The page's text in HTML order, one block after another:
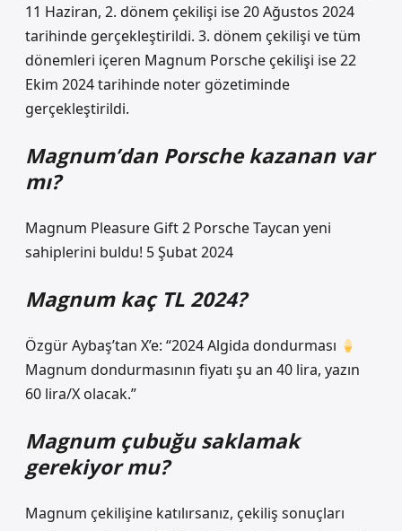
11 Haziran, 2. dönem çekilişi ise 20 Ağustos 2024
tarihinde gerçekleştirildi. 3. dönem çekilişi ve tüm
dönemleri içeren Magnum Porsche çekilişi ise 22
Ekim 2024 tarihinde noter gözetiminde
gerçekleştirildi.
Magnum’dan Porsche kazanan var
mı?
Magnum Pleasure Gift 2 Porsche Taycan yeni
sahiplerini buldu! 5 Şubat 2024
Magnum kaç TL 2024?
Özgür Aybaş’tan X’e: “2024 Algida dondurması
Magnum dondurmasının fiyatı şu an 40 lira, yazın
60 lira/X olacak.”
Magnum çubuğu saklamak
gerekiyor mu?
Magnum çekilişine katılırsanız, çekiliş sonuçları